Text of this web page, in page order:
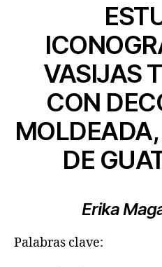
VASIJAS
CON
DE
Erika
Palabras clave: